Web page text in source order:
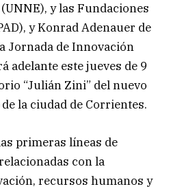
y las Fundaciones
y Konrad Adenauer de
Jornada de Innovación
adelante este jueves de 9
“Julián Zini” del nuevo
la ciudad de Corrientes.
primeras líneas de
con la
recursos humanos y